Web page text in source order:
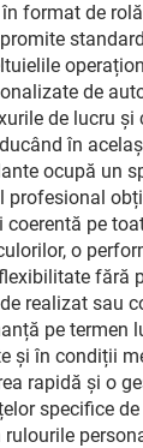
format de
de
de lucru
în
ocupă
profesional
pe
o
realizat sau
pe
în condiții
rapidă și o
specifice